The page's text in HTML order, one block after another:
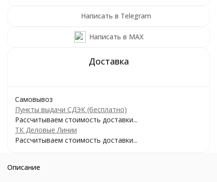
Написать в Telegram
Написать в MAX
Самовывоз
Пункты выдачи СДЭК (бесплатно)
Рассчитываем стоимость доставки...
ТК Деловые Линии
Рассчитываем стоимость доставки...
Описание